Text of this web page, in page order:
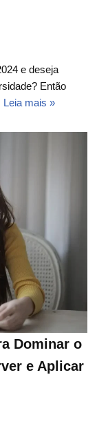
e deseja
Então
Leia mais »
Dominar o
e Aplicar